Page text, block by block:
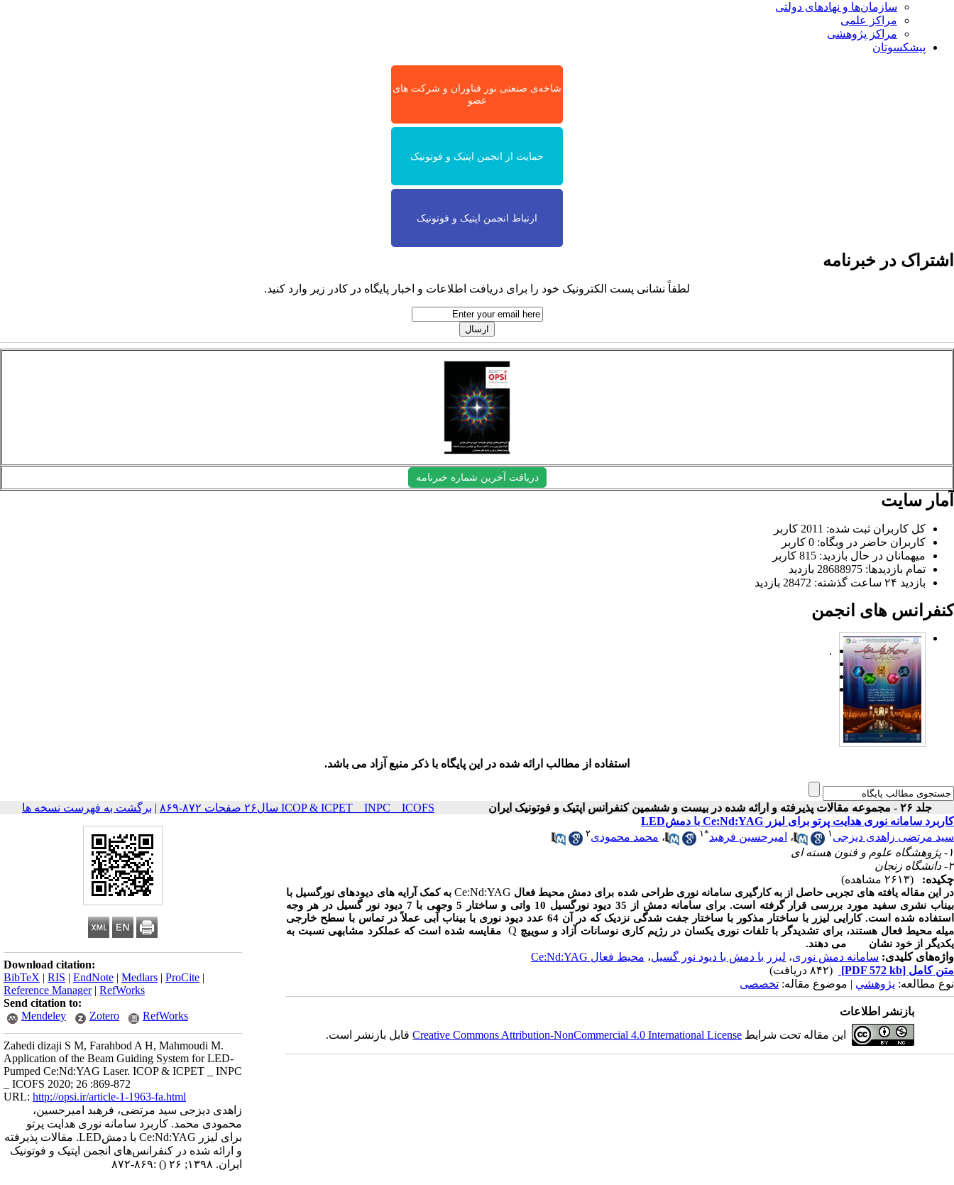
سازمان‌ها و نهادهای دولتی
مراکز علمی
مراکز پژوهشی
پیشکسوتان
شاخه‌ی صنعتی نور فناوران و شرکت های
عضو
حمایت از انجمن اپتیک و فوتونیک
ارتباط انجمن اپتیک و فوتونیک
اشتراک در خبرنامه
لطفاً نشانی پست الکترونیک خود را برای دریافت اطلاعات و اخبار پایگاه در کادر زیر وارد کنید.
دریافت آخرین شماره خبرنامه
آمار سایت
کل کاربران ثبت شده: 2011 کاربر
کاربران حاضر در وبگاه: 0 کاربر
میهمانان در حال بازدید: 815 کاربر
تمام بازدید‌ها: 28688975 بازدید
بازدید ۲۴ ساعت گذشته: 28472 بازدید
کنفرانس های انجمن
.
استفاده از مطالب ارائه شده در این پایگاه با ذکر منبع آزاد می باشد.
جلد ۲۶ - مجموعه مقالات پذیرفته و ارائه شده در بیست و ششمین کنفرانس اپتیک و فوتونیک ایران ICOP & ICPET _ INPC _ ICOFS سال۲۶ صفحات ۸۷۲-۸۶۹ | برگشت به فهرست نسخه ها
Download citation:
BibTeX | RIS | EndNote | Medlars | ProCite |
Reference Manager| RefWorks
Send citation to:
Mendeley
Zotero RefWorks
Zahedi dizaji S M, Farahbod A H, Mahmoudi M.
Application of the Beam Guiding System for LED-
Pumped Ce:Nd:YAG Laser. ICOP & ICPET _ INPC
_ ICOFS 2020; 26 :869-872
URL: http://opsi.ir/article-1-1963-fa.html
زاهدی دیزجی سید مرتضی، فرهبد امیرحسین،
محمودی محمد. کاربرد سامانه نوری هدایت پرتو
برای لیزر Ce:Nd:YAG با دمشLED. مقالات پذیرفته
و ارائه شده در کنفرانس‌های انجمن اپتیک و فوتونیک
ایران. ۱۳۹۸; ۲۶
() :۸۶۹-۸۷۲
کاربرد سامانه نوری هدایت پرتو برای لیزر Ce:Nd:YAG با دمشLED
سید مرتضی زاهدی دیزجی ۱ ، امیرحسین فرهبد*۱ ، محمد محمودی۲
۱- پژوهشگاه علوم و فنون هسته ای
۲- دانشگاه زنجان
چکیده:
(۲۶۱۳ مشاهده)
در این مقاله یافته های تجربی حاصل از به کارگیری سامانه نوری طراحی شده برای دمش محیط فعال Ce:Nd:YAG به کمک آرایه های دیودهای نورگسیل با
بیناب نشری سفید مورد بررسی قرار گرفته است. برای سامانه دمش از 35 دیود نورگسیل 10 واتی و ساختار 5 وجهی با 7 دیود نور گسیل در هر وجه
استفاده شده است. کارایی لیزر با ساختار مذکور با ساختار جفت شدگی نزدیک که در آن 64 عدد دیود نوری با بیناب آبی عملاً در تماس با سطح خارجی
میله محیط فعال هستند، برای تشدیدگر با تلفات نوری یکسان در رژیم کاری نوسانات آزاد و سوییچ Qمقایسه شده است که عملکرد مشابهی نسبت به
یکدیگر از خود نشان می دهند.
واژه‌های کلیدی: سامانه دمش نوری، لیزر با دمش با دیود نور گسیل، محیط فعال Ce:Nd:YAG
متن کامل [PDF 572 kb]
(۸۴۲ دریافت)
نوع مطالعه: پژوهشي | موضوع مقاله: تخصصی
بازنشر اطلاعات
این مقاله تحت شرایط Creative Commons Attribution-NonCommercial 4.0 International Licenseقابل بازنشر است.